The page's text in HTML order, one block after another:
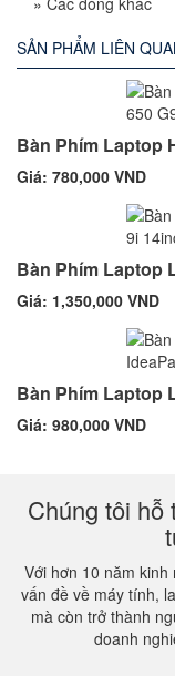
SẢN PHẨM LIÊN
Bàn Phím Laptop
Giá: 780,000 VND
Bàn Phím Laptop
Giá: 1,350,000 VND
Bàn Phím Laptop
Giá: 980,000 VND
Chúng tôi hỗ
Với hơn 10 năm
vấn đề về máy tính,
mà còn trở thành
doanh